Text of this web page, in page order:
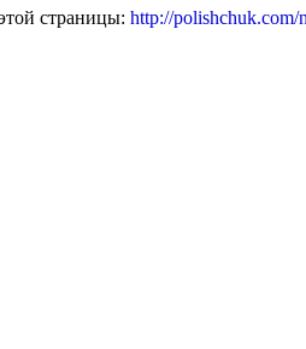
страницы: http://polishchuk.com/